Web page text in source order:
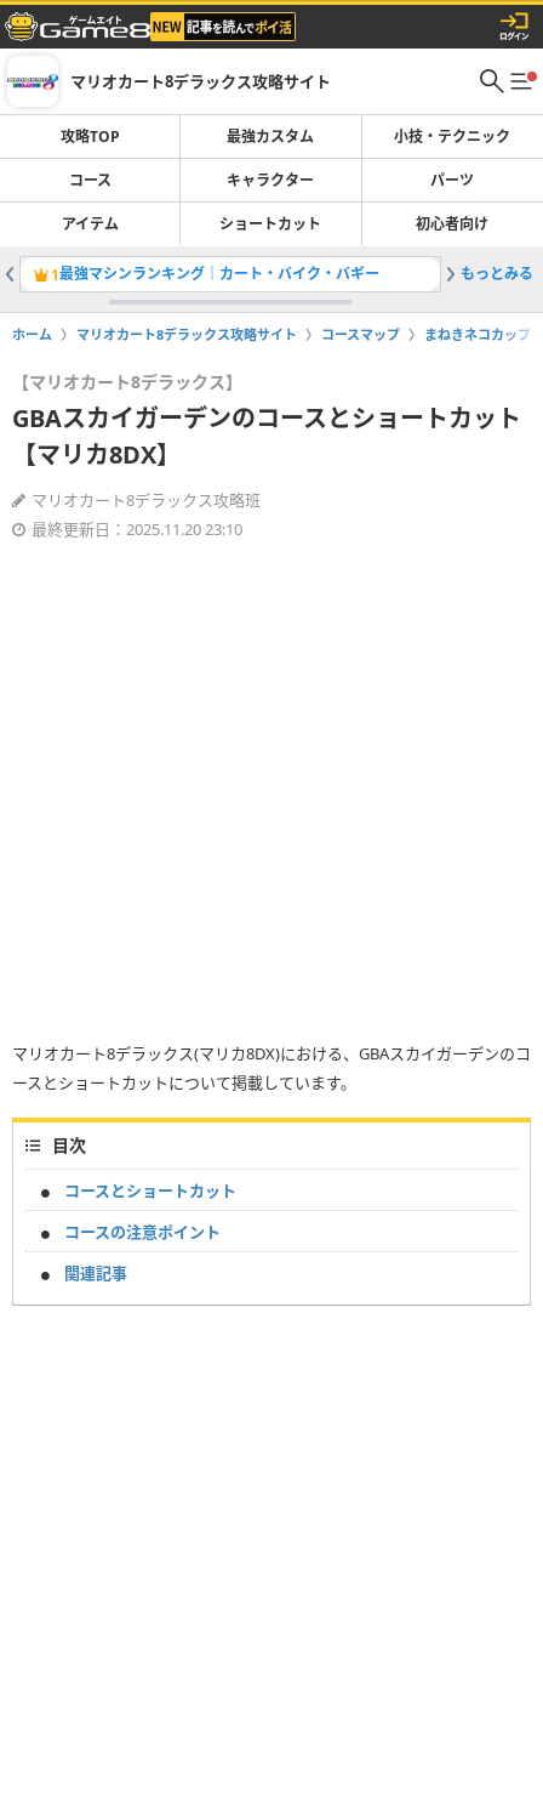
マリオカート8デラックス攻略サイト
攻略TOP 最強カスタム 小技・テクニック
コース キャラクター パーツ
アイテム ショートカット 初心者向け
1最強マシンランキング｜カート・バイク・バギー 2最強カ
もっとみる
ホーム マリオカート8デラックス攻略サイト コースマップ まねきネコカップ
【マリオカート8デラックス】
GBAスカイガーデンのコースとショートカット
【マリカ8DX】
マリオカート8デラックス攻略班
最終更新日：2025.11.20 23:10
マリオカート8デラックス(マリカ8DX)における、GBAスカイガーデンのコ
ースとショートカットについて掲載しています。
目次
コースとショートカット
コースの注意ポイント
関連記事